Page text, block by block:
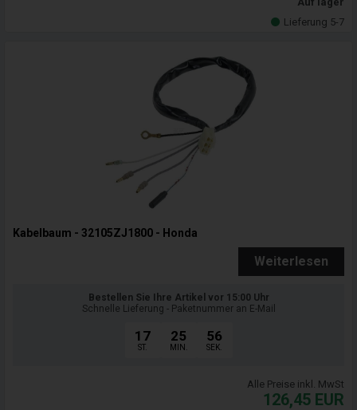
Lieferung 5-7
Kabelbaum - 32105ZJ1800 - Honda
Weiterlesen
Bestellen Sie Ihre Artikel vor 15:00 Uhr
Schnelle Lieferung - Paketnummer an E-Mail
17
ST.
25
MIN.
55
SEK.
Alle Preise inkl. MwSt
126,45 EUR